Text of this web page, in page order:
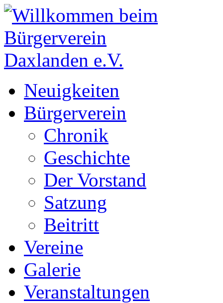
Neuigkeiten
Bürgerverein
Chronik
Geschichte
Der Vorstand
Satzung
Beitritt
Vereine
Galerie
Veranstaltungen